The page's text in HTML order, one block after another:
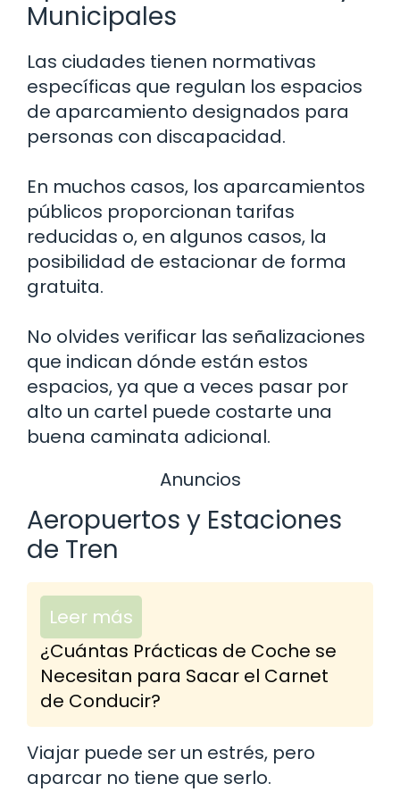
Municipales
Las ciudades tienen normativas
específicas que regulan los espacios
de aparcamiento designados para
personas con discapacidad.
En muchos casos, los aparcamientos
públicos proporcionan tarifas
reducidas o, en algunos casos, la
posibilidad de estacionar de forma
gratuita.
No olvides verificar las señalizaciones
que indican dónde están estos
espacios, ya que a veces pasar por
alto un cartel puede costarte una
buena caminata adicional.
Anuncios
Aeropuertos y Estaciones
de Tren
Leer más
¿Cuántas Prácticas de Coche se
Necesitan para Sacar el Carnet
de Conducir?
Viajar puede ser un estrés, pero
aparcar no tiene que serlo.